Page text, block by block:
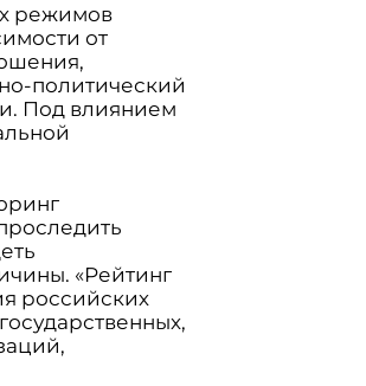
режимов
от
политический
Под влиянием
«Рейтинг
российских